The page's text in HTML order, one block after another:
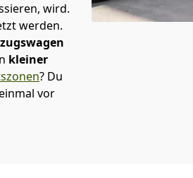
wird.
werden.
kleiner
? Du
vor